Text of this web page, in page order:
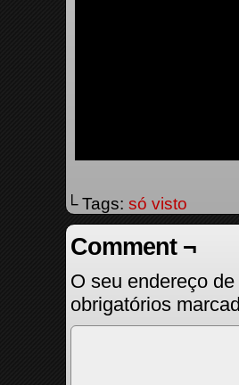
└ Tags: só visto
Comment ¬
O seu endereço
obrigatórios